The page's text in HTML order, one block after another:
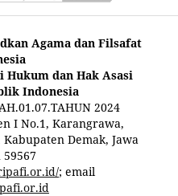
Agama dan Filsafat
Hukum dan Hak Asasi
Indonesia
2024
I No.1, Karangrawa,
Demak, Jawa
; email